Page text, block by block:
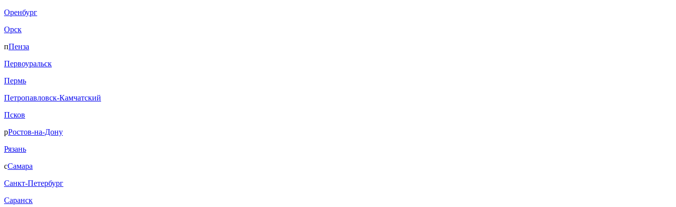
Оренбург
Орск
пПенза
Первоуральск
Пермь
Петропавловск-Камчатский
Псков
рРостов-на-Дону
Рязань
сСамара
Санкт-Петербург
Саранск